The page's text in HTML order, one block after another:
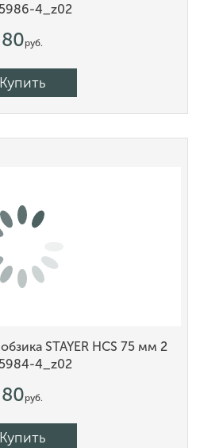
4_z02
80руб.
Купить
STAYER HCS 75 мм 2
4_z02
80руб.
Купить